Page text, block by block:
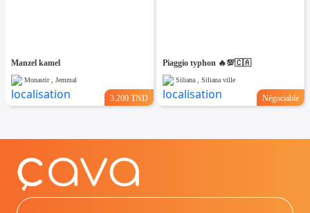
Manzel kamel
Monastir , Jemmal
3.200 TND
Piaggio typhon 🔥💯🇨🇦
Siliana , Siliana ville
Négociable